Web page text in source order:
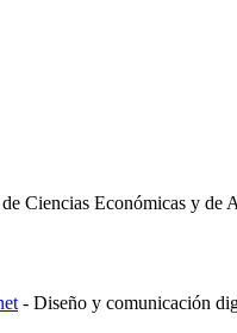
Ciencias Económicas y de
- Diseño y comunicación